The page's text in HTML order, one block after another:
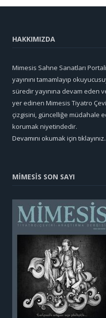
HAKKIMIZDA
Mimesis Sahne Sanatları
yayınını tamamlayıp
süredir yayınına devam eden
yer edinen Mimesis Tiyatro
çizgisini, güncelliğe müdahale
korumak niyetindedir.
Devamını okumak için
MİMESİS SON SAYI